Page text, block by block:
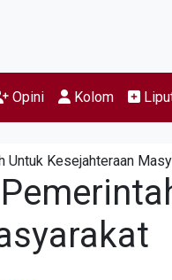
Opini Kolom
Untuk Kesejahteraan